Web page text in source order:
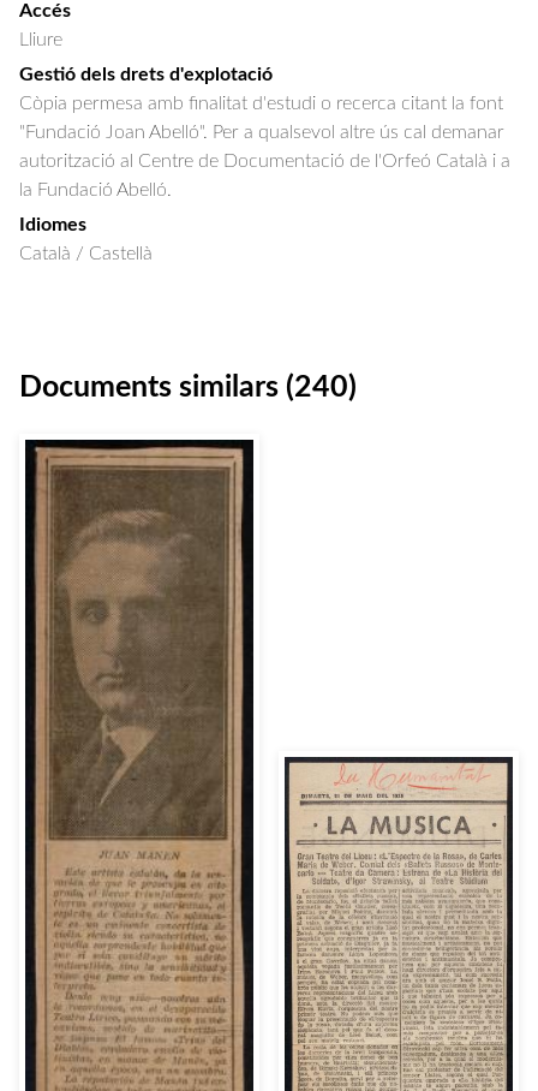
Accés
Lliure
Gestió dels drets d'explotació
Còpia permesa amb finalitat d'estudi o recerca citant la font
"Fundació Joan Abelló". Per a qualsevol altre ús cal demanar
autorització al Centre de Documentació de l'Orfeó Català i a
la Fundació Abelló.
Idiomes
Català / Castellà
Documents similars (240)